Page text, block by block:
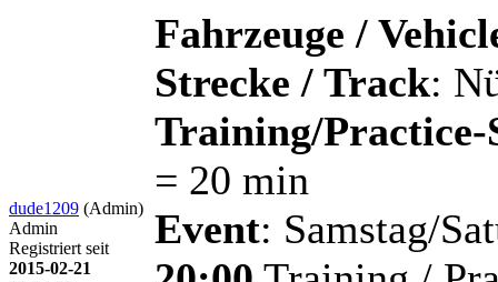
dude1209 (Admin)
Admin
Registriert seit
2015-02-21
Fahrzeuge /
Strecke / Track:
Training/Practice-
= 20 min
Event: Samstag/